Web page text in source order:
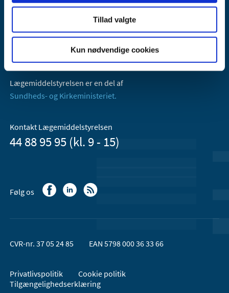
Tillad valgte
Kun nødvendige cookies
Axel Heides Gade 1
2300 København S
Email:dkma@dkma.dk
Lægemiddelstyrelsen er en del af
Sundheds- og Kirkeministeriet.
Kontakt Lægemiddelstyrelsen
44 88 95 95 (kl. 9 - 15)
Følg os
CVR-nr. 37 05 24 85 EAN 5798 000 36 33 66
Privatlivspolitik
Cookie politik
Tilgængelighedserklæring